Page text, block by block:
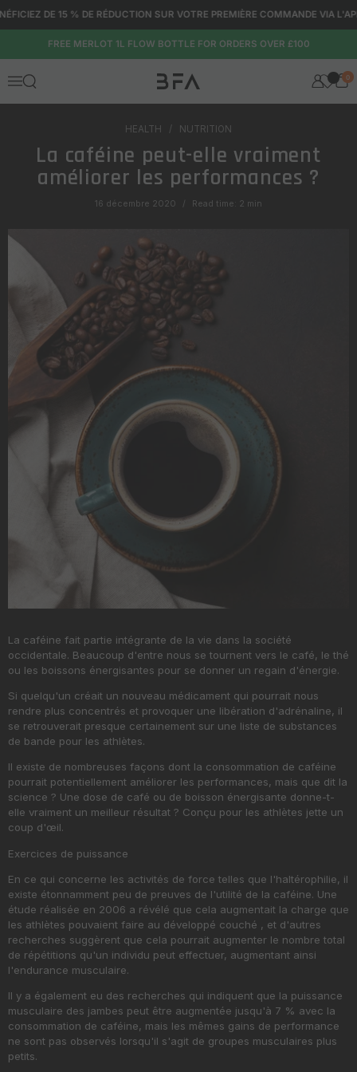
Passer au contenu
DE 15 % DE RÉDUCTION SUR VOTRE PREMIÈRE COMMANDE VIA
FREE MERLOT 1L FLOW BOTTLE FOR ORDERS OVER £100
Menu
Ouvrir la fenêtre de recherche 0
HEALTH NUTRITION
La caféine peut-elle vraiment
améliorer les performances ?
16 décembre 2020 Read time: 2 min
La caféine fait partie intégrante de la vie dans la société
occidentale. Beaucoup d'entre nous se tournent vers le café, le thé
ou les boissons énergisantes pour se donner un regain d'énergie.
Si quelqu'un créait un nouveau médicament qui pourrait nous
rendre plus concentrés et provoquer une libération d'adrénaline, il
se retrouverait presque certainement sur une liste de substances
de bande pour les athlètes.
Il existe de nombreuses façons dont la consommation de caféine
pourrait potentiellement améliorer les performances, mais que dit la
science ? Une dose de café ou de boisson énergisante donne-t-
elle vraiment un meilleur résultat ? Conçu pour les athlètes jette un
coup d'œil.
Exercices de puissance
En ce qui concerne les activités de force telles que l'haltérophilie, il
existe étonnamment peu de preuves de l'utilité de la caféine. Une
étude réalisée en 2006 a révélé que cela augmentait la charge que
les athlètes pouvaient faire au développé couché , et d'autres
recherches suggèrent que cela pourrait augmenter le nombre total
de répétitions qu'un individu peut effectuer, augmentant ainsi
l'endurance musculaire.
Il y a également eu des recherches qui indiquent que la puissance
musculaire des jambes peut être augmentée jusqu'à 7 % avec la
consommation de caféine, mais les mêmes gains de performance
ne sont pas observés lorsqu'il s'agit de groupes musculaires plus
petits.